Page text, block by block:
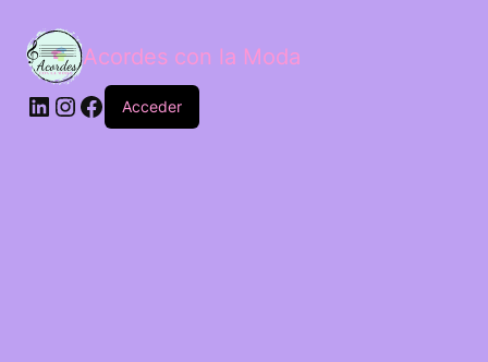
Acordes con la Moda
Acceder